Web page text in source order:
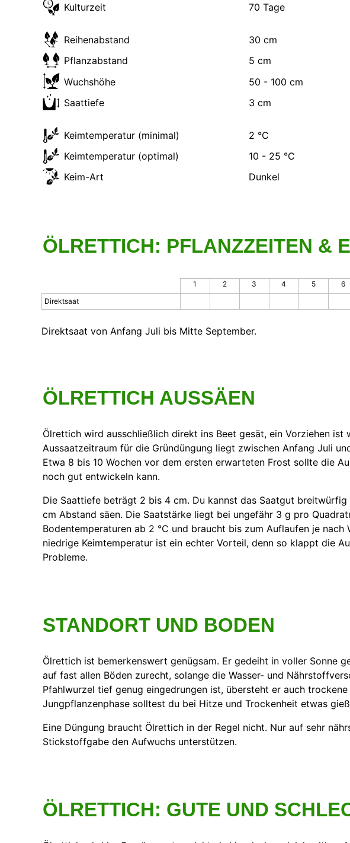
Kulturzeit
70 Tage
Reihenabstand
30 cm
Pflanzabstand
5 cm
Wuchshöhe
50 - 100 cm
Saattiefe
3 cm
Keimtemperatur (minimal)
2 °C
Keimtemperatur (optimal)
10 - 25 °C
Keim-Art
Dunkel
ÖLRETTICH: PFLANZZEITEN &
1 2 3 4 5 6
Direktsaat
Direktsaat von Anfang Juli bis Mitte September.
ÖLRETTICH AUSSÄEN
Ölrettich wird ausschließlich direkt ins Beet gesät, ein Vorziehen ist
Aussaatzeitraum für die Gründüngung liegt zwischen Anfang Juli
Etwa 8 bis 10 Wochen vor dem ersten erwarteten Frost sollte die
noch gut entwickeln kann.
Die Saattiefe beträgt 2 bis 4 cm. Du kannst das Saatgut
cm Abstand säen. Die Saatstärke liegt bei ungefähr 3 g pro
Bodentemperaturen ab 2 °C und braucht bis zum Auflaufen je nach
niedrige Keimtemperatur ist ein echter Vorteil, denn so klappt die
Probleme.
STANDORT UND BODEN
Ölrettich ist bemerkenswert genügsam. Er gedeiht in voller Sonne
auf fast allen Böden zurecht, solange die Wasser- und
Pfahlwurzel tief genug eingedrungen ist, übersteht er auch
Jungpflanzenphase solltest du bei Hitze und Trockenheit etwas
Eine Düngung braucht Ölrettich in der Regel nicht. Nur auf sehr
Stickstoffgabe den Aufwuchs unterstützen.
ÖLRETTICH: GUTE UND